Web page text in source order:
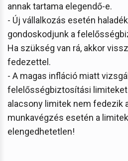
annak tartama elegendő-e.
- Új vállalkozás esetén
gondoskodjunk a
Ha szükség van rá, akkor
fedezettel.
- A magas infláció miatt
felelősségbiztosítási
alacsony limitek nem fedezik
munkavégzés esetén a
elengedhetetlen!